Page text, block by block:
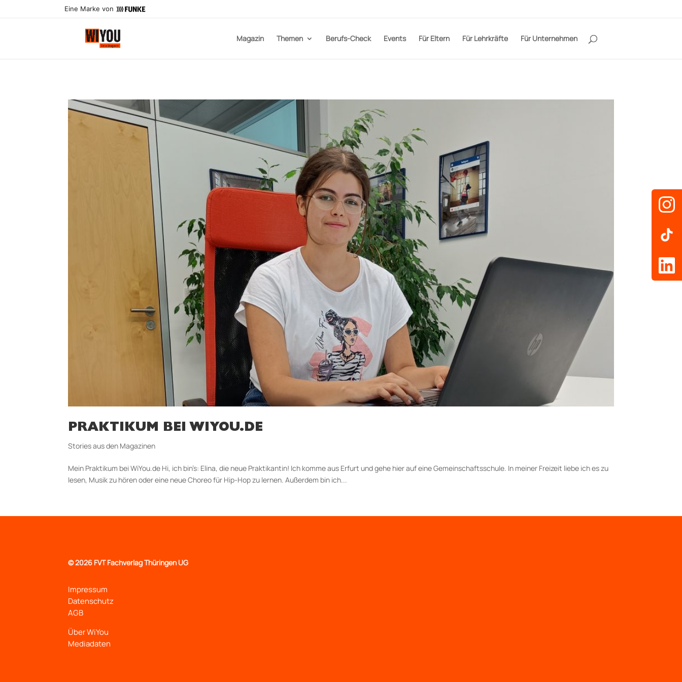
Eine Marke von
Magazin Themen Berufs-Check Events Für Eltern Für Lehrkräfte Für Unternehmen
PRAKTIKUM BEI WIYOU.DE
Stories aus den Magazinen
Mein Praktikum bei WiYou.de Hi, ich bin’s: Elina, die neue Praktikantin! Ich komme aus Erfurt und gehe hier auf eine Gemeinschaftsschule. In meiner Freizeit liebe ich es zu
lesen, Musik zu hören oder eine neue Choreo für Hip-Hop zu lernen. Außerdem bin ich...
©2026 FVT Fachverlag Thüringen UG
Impressum
Datenschutz
AGB
Über WiYou
Mediadaten